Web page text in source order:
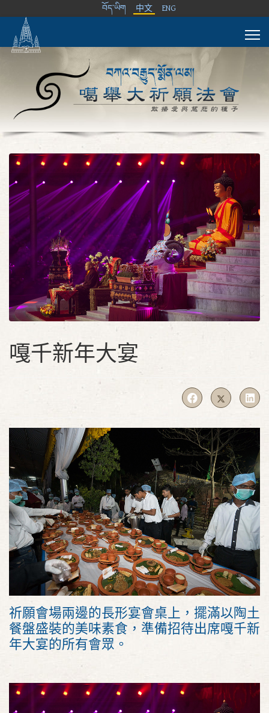
བོད་ཡིག 中文 ENG
嘎千新年大宴
祈願會場兩邊的長形宴會桌上，擺滿以陶土
餐盤盛裝的美味素食，準備招待出席嘎千新
年大宴的所有會眾。